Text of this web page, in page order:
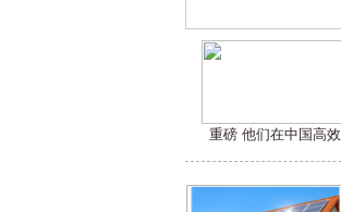
重磅 他们在中国高效